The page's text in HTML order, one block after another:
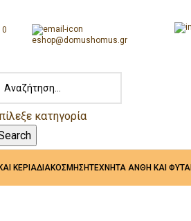
eshop@domushomus.gr
κατηγορία
ΚΕΡΙΑΔΙΑΚΟΣΜΗΣΗΤΕΧΝΗΤΑ ΑΝΘΗ ΚΑΙ ΦΥΤΑ